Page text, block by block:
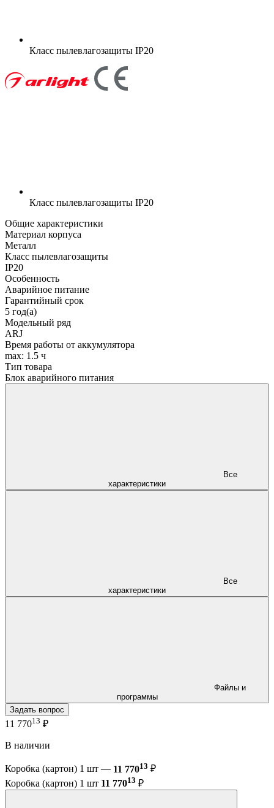
Класс пылевлагозащиты IP20
Класс пылевлагозащиты IP20
Общие характеристики
Материал корпуса
Металл
Класс пылевлагозащиты
IP20
Особенность
Аварийное питание
Гарантийный срок
5 год(а)
Модельный ряд
ARJ
Время работы от аккумулятора
max: 1.5 ч
Тип товара
Блок аварийного питания
характеристики
характеристики
программы
Задать вопрос
11 77013 ₽
В наличии
Коробка (картон) 1 шт — 11 77013 ₽
Коробка (картон) 1 шт 11 77013 ₽